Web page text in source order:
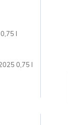
l
0,75 l